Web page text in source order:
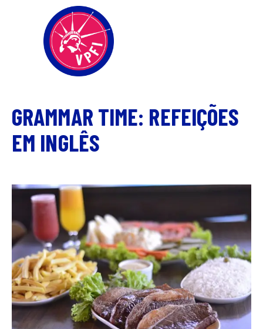
GRAMMAR TIME: REFEIÇÕES
EM INGLÊS